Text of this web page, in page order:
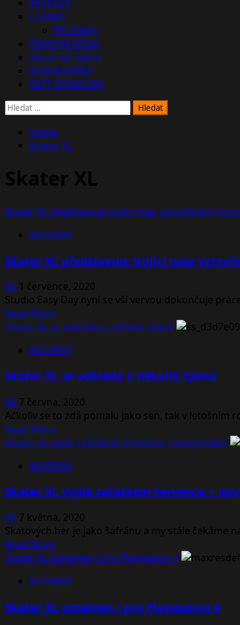
RECENZE
ČLÁNKY
PR Články
FILMOVÁ ZÓNA
Herní Tip Týdne
KOMIKSÁRNA
SVĚT DESKOVEK
Vyhledávání
Home
Skater XL
Skater XL
Skater XL představuje trojici map vytvořených
NOVINKY
Skater XL představuje trojici map
Jiří 1 července, 2020
Studio Easy Day nyní se vší vervou dokončuje
Read MoreRead
more
Skater
představuje
map
vytvořených
komunitou
Skater XL se odkládá o několik týdnů
NOVINKY
Skater XL se odkládá o několik týdnů
Jiří7 června, 2020
Ačkoliv se to zdá pomalu jako sen, tak v letošním
Read MoreRead
more
Skater
se
o
několik
týdnů
Skater XL vyjde začátkem července + nový trailer
NOVINKY
Skater XL vyjde začátkem července +
Jiří7 května, 2020
Skatových her je jako šafránu a my stále čekáme
Read MoreRead
more
Skater
vyjde
Skater XL oznámen i pro Playstation 4
NOVINKY
Skater XL oznámen i pro Playstation 4